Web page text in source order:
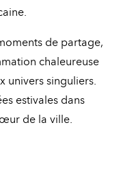
de partage,
chaleureuse
univers singuliers.
estivales dans
de la ville.